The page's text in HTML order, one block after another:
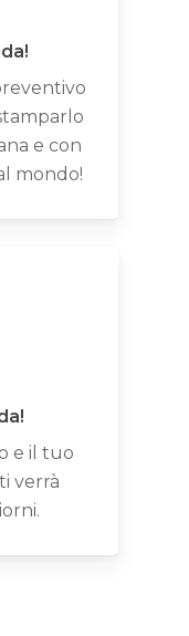
e con
mondo!
e il tuo
verrà